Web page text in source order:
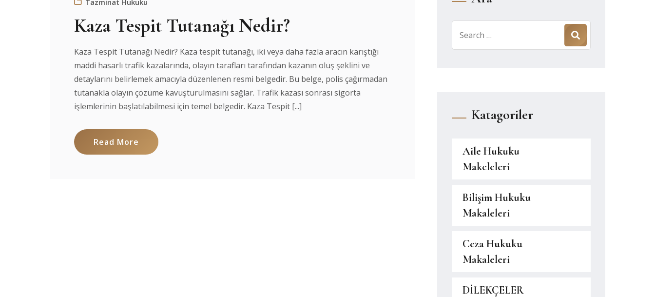
Tazminat Hukuku
Kaza Tespit Tutanağı Nedir?
Kaza Tespit Tutanağı Nedir? Kaza tespit tutanağı, iki veya daha fazla aracın karıştığı
maddi hasarlı trafik kazalarında, olayın tarafları tarafından kazanın oluş şeklini ve
detaylarını belirlemek amacıyla düzenlenen resmi belgedir. Bu belge, polis çağırmadan
tutanakla olayın çözüme kavuşturulmasını sağlar. Trafik kazası sonrası sigorta
işlemlerinin başlatılabilmesi için temel belgedir. Kaza Tespit [...]
Read More
for:
Katagoriler
Aile Hukuku
Makeleleri
Bilişim Hukuku
Makaleleri
Ceza Hukuku
Makaleleri
DİLEKÇELER